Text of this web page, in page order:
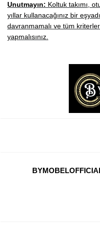
Unutmayın: Koltuk takımı,
yıllar kullanacağınız bir
davranmamalı ve tüm
yapmalısınız.